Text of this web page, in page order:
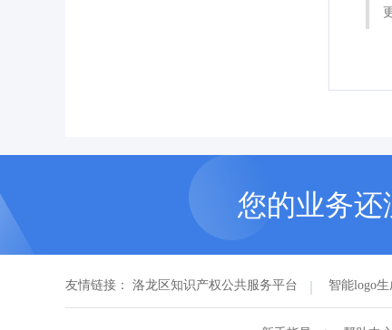
您的业务还
友情链接： 洛龙区知识产权公共服务平台 智能logo生